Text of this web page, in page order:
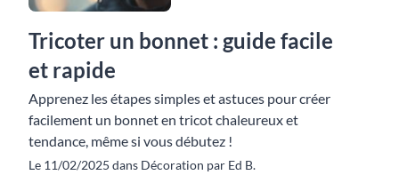
Tricoter un bonnet : guide facile
et rapide
Apprenez les étapes simples et astuces pour créer
facilement un bonnet en tricot chaleureux et
tendance, même si vous débutez !
Le 11/02/2025 dans Décoration par Ed B.